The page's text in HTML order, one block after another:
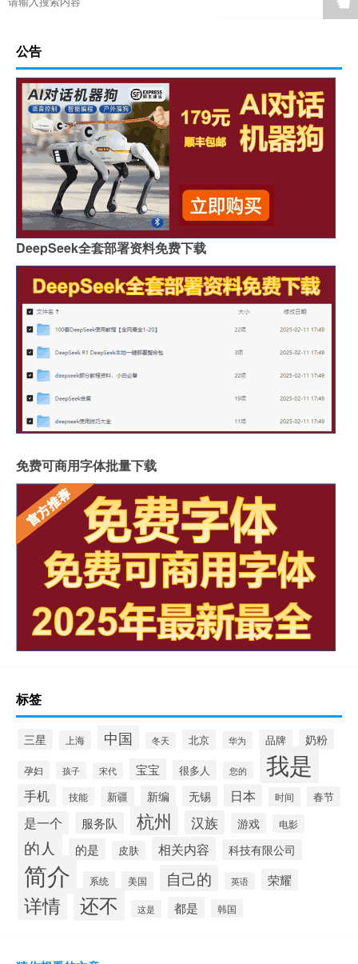
公告
DeepSeek全套部署资料免费下载
免费可商用字体批量下载
标签
三星 上海 中国 冬天 北京 华为 品牌 奶粉
孕妇 孩子 宋代 宝宝 很多人 您的 我是
手机 技能 新疆 新编 无锡 日本 时间 春节
是一个 服务队 杭州 汉族 游戏 电影
的人 的是 皮肤 相关内容 科技有限公司
简介 系统 美国 自己的 英语 荣耀
详情 还不 这是 都是 韩国